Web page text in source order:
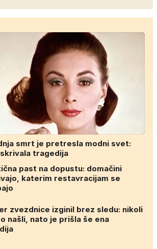
smrt je pretresla modni svet:
tragedija
past na dopustu: domačini
katerim restavracijam se
zvezdnice izginil brez sledu: nikoli
našli, nato je prišla še ena